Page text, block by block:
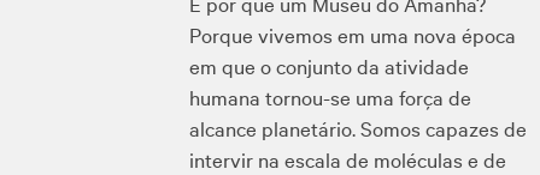
Porque vivemos em uma nova época
em que o conjunto da atividade
humana tornou-se uma força de
alcance planetário. Somos capazes de
intervir na escala de moléculas e de